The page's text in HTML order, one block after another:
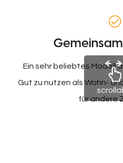
Ein sehr beliebtes Modell
Gut zu nutzen als Wohn-
für andere